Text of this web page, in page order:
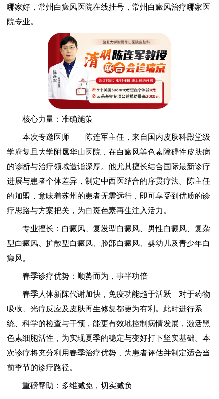
哪家好，常州白癜风医院在线挂号，常州白癜风治疗哪家医
院专业。
核心力量：准确施策
本次专邀医师——陈连军主任，来自国内皮肤科殿堂级
学府复旦大学附属华山医院，在白癜风等色素障碍性皮肤病
的诊断与治疗领域造诣深厚。他尤其擅长结合国际最新诊疗
进展与患者个体差异，制定中西医结合的序贯疗法。陈主任
的加盟，意味着苏州的患者无需远行，即可享受到优质的诊
疗思路与方案把关，为白斑色素再生注入活力。
专业擅长：白癜风、复发型白癜风、男性白癜风、复杂
型白癜风、扩散型白癜风、脸部白癜风、婴幼儿及青少年白
癜风。
春季诊疗优势：顺势而为，事半功倍
春季人体新陈代谢加快，免疫功能趋于活跃，对于药物
吸收、光疗反应及皮肤再生修复都更为有利。此时进行系
统、科学的检查与干预，能更有效地控制病情发展，激活黑
色素细胞活性，为实现夏季的稳定与变好打下坚实基础。本
次诊疗将充分利用春季治疗优势，为患者评估并制定适合当
前季节的诊疗路径。
重磅帮助：多维减免，切实减负